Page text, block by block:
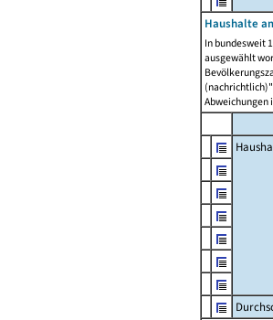
Haushalte
In bundesweit
ausgewählt
Abweichungen